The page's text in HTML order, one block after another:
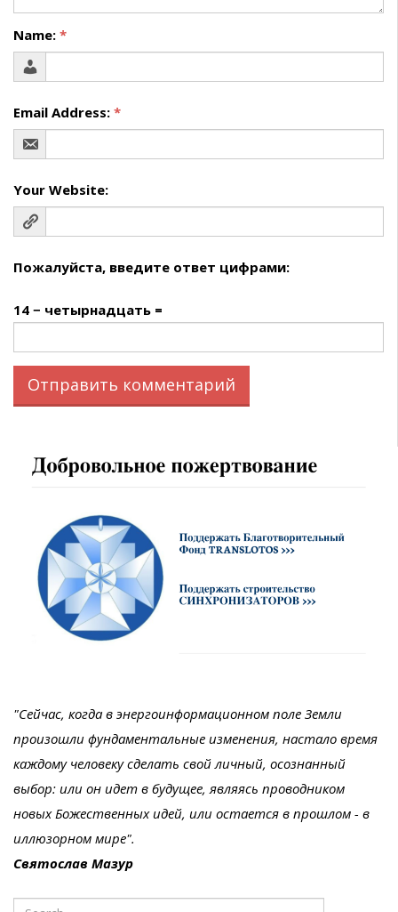
Name: *
Email Address: *
Your Website:
Пожалуйста, введите ответ цифрами:
14 − четырнадцать =
"Сейчас, когда в энергоинформационном поле Земли
произошли фундаментальные изменения, настало время
каждому человеку сделать свой личный, осознанный
выбор: или он идет в будущее, являясь проводником
новых Божественных идей, или остается в прошлом - в
иллюзорном мире".
Святослав Мазур